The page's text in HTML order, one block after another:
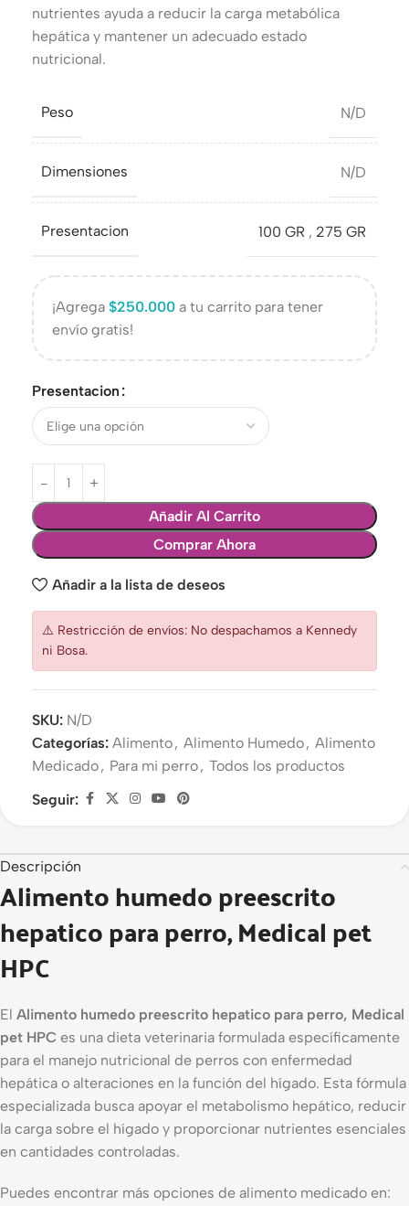
nutrientes ayuda a reducir la carga metabólica
hepática y mantener un adecuado estado
nutricional.
Peso N/D
Dimensiones N/D
Presentacion 100 GR , 275 GR
¡Agrega $250.000 a tu carrito para tener
envío gratis!
Presentacion
Añadir Al Carrito
Comprar Ahora
Añadir a la lista de deseos
⚠️ Restricción de envíos: No despachamos a Kennedy
ni Bosa.
SKU: N/D
Categorías: Alimento, Alimento Humedo, Alimento
Medicado, Para mi perro, Todos los productos
Seguir:
Descripción
Alimento humedo preescrito
hepatico para perro, Medical pet
HPC
El Alimento humedo preescrito hepatico para perro, Medical
pet HPC es una dieta veterinaria formulada específicamente
para el manejo nutricional de perros con enfermedad
hepática o alteraciones en la función del hígado. Esta fórmula
especializada busca apoyar el metabolismo hepático, reducir
la carga sobre el hígado y proporcionar nutrientes esenciales
en cantidades controladas.
Puedes encontrar más opciones de alimento medicado en: